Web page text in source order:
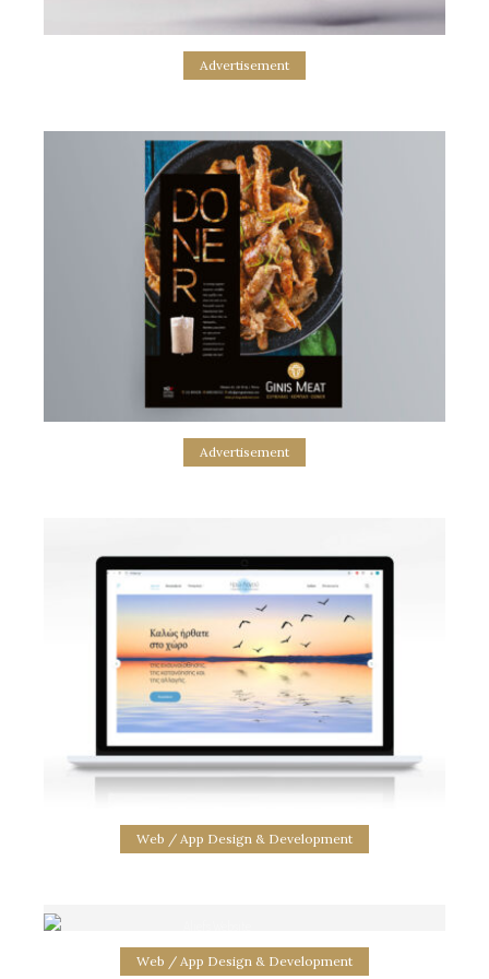
Skyfall Advertisement
σχεδιασμός καταχώρισης yacht sales
Advertisement
σχεδιασμός διαφημιστικής καταχώρησης
Advertisement
web site design
Web / App Design & Development
σχεδιασμός & κατασκευή εταιρικού ιστότοπου
Web / App Design & Development